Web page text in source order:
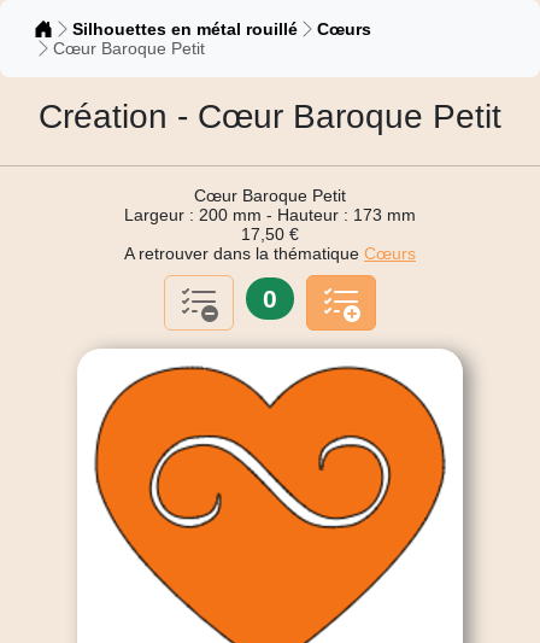
Catalogue
Silhouettes en métal rouillé
Cœurs
Cœur Baroque Petit
Création - Cœur Baroque Petit
Cœur Baroque Petit
Largeur : 200 mm - Hauteur : 173 mm
17,50 €
A retrouver dans la thématique Cœurs
0